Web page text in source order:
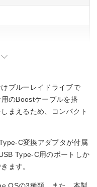
ブルーレイドライブで
のBoostケーブルを搭
まえるため、コンパクト
C変換アダプタが付属
Type-C用のポートしか
ます。